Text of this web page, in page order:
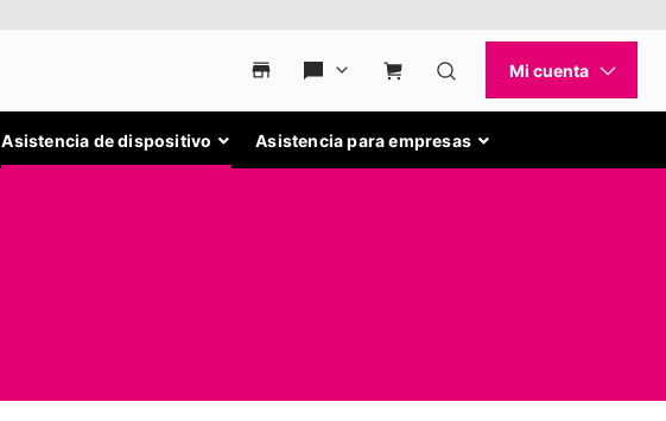
Asistencia de dispositivo Asistencia para empresas